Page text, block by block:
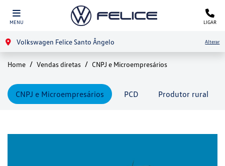
MENU LIGAR
Volkswagen Felice Santo Ângelo Alterar
Home Vendas diretas CNPJ e Microempresários
PCD
CNPJ e Microempresários Produtor rural